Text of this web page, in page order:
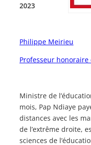
2023
Philippe Meirieu
Professeur honoraire
Ministre de
mois, Pap Ndiaye
distances avec les
de l’extrême droite,
sciences de